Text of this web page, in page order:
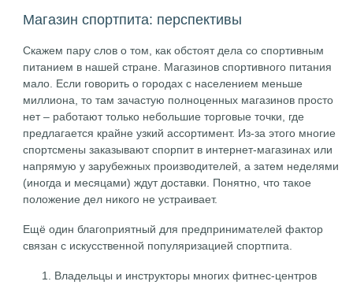
Магазин спортпита: перспективы
Скажем пару слов о том, как обстоят дела со спортивным
питанием в нашей стране. Магазинов спортивного питания
мало. Если говорить о городах с населением меньше
миллиона, то там зачастую полноценных магазинов просто
нет – работают только небольшие торговые точки, где
предлагается крайне узкий ассортимент. Из-за этого многие
спортсмены заказывают спорпит в интернет-магазинах или
напрямую у зарубежных производителей, а затем неделями
(иногда и месяцами) ждут доставки. Понятно, что такое
положение дел никого не устраивает.
Ещё один благоприятный для предпринимателей фактор
связан с искусственной популяризацией спортпита.
Владельцы и инструкторы многих фитнес-центров